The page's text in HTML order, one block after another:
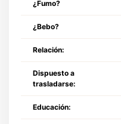
¿Fumo?
¿Bebo?
Relación:
Dispuesto a
trasladarse:
Educación: